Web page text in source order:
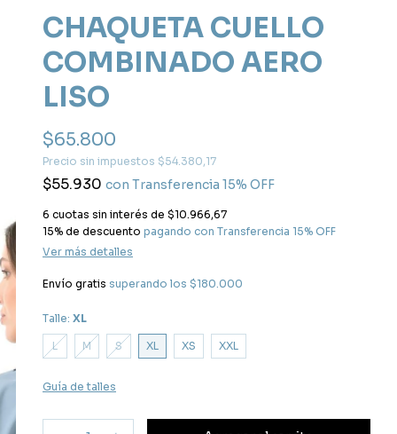
CHAQUETA CUELLO
COMBINADO AERO
LISO
$65.800
Precio sin impuestos $54.380,17
$55.930 con Transferencia 15% OFF
6 cuotas sin interés de $10.966,67
15% de descuento pagando con Transferencia 15% OFF
Ver más detalles
Envío gratis superando los $180.000
Talle: XL
L M S XL XS XXL
Guía de talles